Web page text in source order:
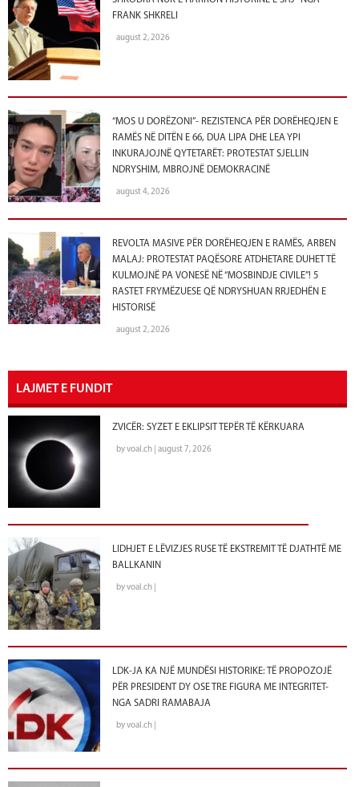
FRANK SHKRELI
august 2, 2026
“MOS U DORËZONI”- REZISTENCA PËR DORËHEQJEN E
RAMËS NË DITËN E 66, DUA LIPA DHE LEA YPI
INKURAJOJNË QYTETARËT: PROTESTAT SJELLIN
NDRYSHIM, MBROJNË DEMOKRACINË
august 4, 2026
REVOLTA MASIVE PËR DORËHEQJEN E RAMËS, ARBEN
MALAJ: PROTESTAT PAQËSORE ATDHETARE DUHET TË
KULMOJNË PA VONESË NË “MOSBINDJE CIVILE”! 5
RASTET FRYMËZUESE QË NDRYSHUAN RRJEDHËN E
HISTORISË
august 2, 2026
LAJMET E FUNDIT
ZVICËR: SYZET E EKLIPSIT TEPËR TË KËRKUARA
by voal.ch | august 7, 2026
LIDHJET E LËVIZJES RUSE TË EKSTREMIT TË DJATHTË ME
BALLKANIN
by voal.ch |
LDK-JA KA NJË MUNDËSI HISTORIKE: TË PROPOZOJË
PËR PRESIDENT DY OSE TRE FIGURA ME INTEGRITET-
NGA SADRI RAMABAJA
by voal.ch |